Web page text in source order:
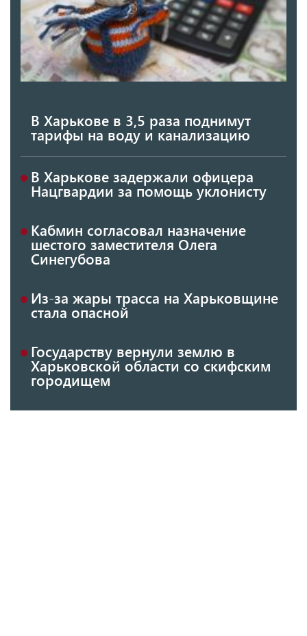
В Харькове в 3,5 раза поднимут
тарифы на воду и канализацию
В Харькове задержали офицера
Нацгвардии за помощь уклонисту
Кабмин согласовал назначение
шестого заместителя Олега
Синегубова
Из-за жары трасса на Харьковщине
стала опасной
Государству вернули землю в
Харьковской области со скифским
городищем